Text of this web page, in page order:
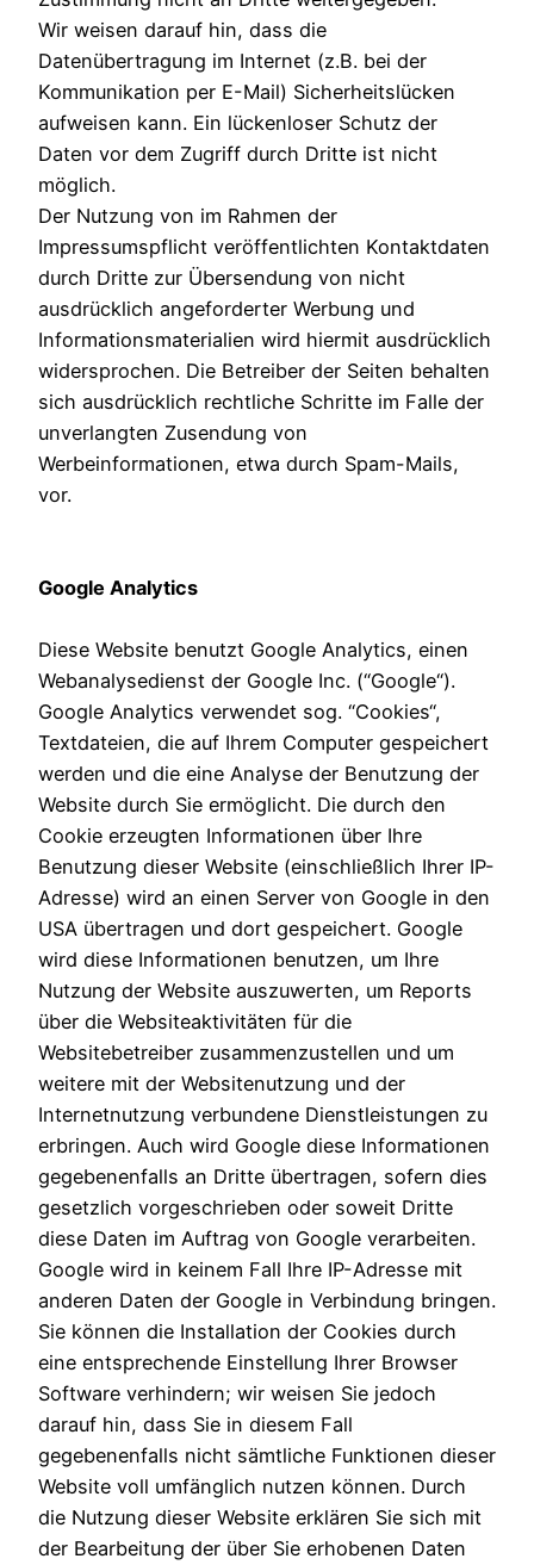
Wir weisen darauf hin, dass die
Datenübertragung im Internet (z.B. bei der
Kommunikation per E-Mail) Sicherheitslücken
aufweisen kann. Ein lückenloser Schutz der
Daten vor dem Zugriff durch Dritte ist nicht
möglich.
Der Nutzung von im Rahmen der
Impressumspflicht veröffentlichten Kontaktdaten
durch Dritte zur Übersendung von nicht
ausdrücklich angeforderter Werbung und
Informationsmaterialien wird hiermit ausdrücklich
widersprochen. Die Betreiber der Seiten behalten
sich ausdrücklich rechtliche Schritte im Falle der
unverlangten Zusendung von
Werbeinformationen, etwa durch Spam-Mails,
vor.
Google Analytics
Diese Website benutzt Google Analytics, einen
Webanalysedienst der Google Inc. (“Google“).
Google Analytics verwendet sog. “Cookies“,
Textdateien, die auf Ihrem Computer gespeichert
werden und die eine Analyse der Benutzung der
Website durch Sie ermöglicht. Die durch den
Cookie erzeugten Informationen über Ihre
Benutzung dieser Website (einschließlich Ihrer IP-
Adresse) wird an einen Server von Google in den
USA übertragen und dort gespeichert. Google
wird diese Informationen benutzen, um Ihre
Nutzung der Website auszuwerten, um Reports
über die Websiteaktivitäten für die
Websitebetreiber zusammenzustellen und um
weitere mit der Websitenutzung und der
Internetnutzung verbundene Dienstleistungen zu
erbringen. Auch wird Google diese Informationen
gegebenenfalls an Dritte übertragen, sofern dies
gesetzlich vorgeschrieben oder soweit Dritte
diese Daten im Auftrag von Google verarbeiten.
Google wird in keinem Fall Ihre IP-Adresse mit
anderen Daten der Google in Verbindung bringen.
Sie können die Installation der Cookies durch
eine entsprechende Einstellung Ihrer Browser
Software verhindern; wir weisen Sie jedoch
darauf hin, dass Sie in diesem Fall
gegebenenfalls nicht sämtliche Funktionen dieser
Website voll umfänglich nutzen können. Durch
die Nutzung dieser Website erklären Sie sich mit
der Bearbeitung der über Sie erhobenen Daten